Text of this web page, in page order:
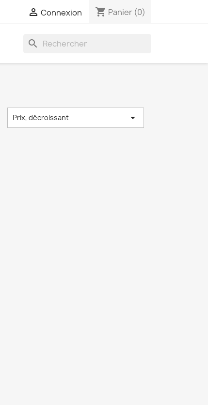
 Connexion shopping_cart Panier (0)
search
Prix, décroissant 